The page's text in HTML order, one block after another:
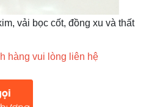
vải bọc cốt, đồng xu và thất
hàng vui lòng liên hệ